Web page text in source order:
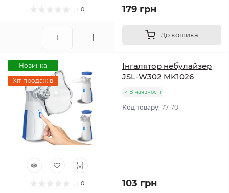
0 179 грн
До кошика
Новинка
Хіт продажів
0
Інгалятор небулайзер
JSL-W302 MK1026
В наявності
Код товару: 77170
103 грн